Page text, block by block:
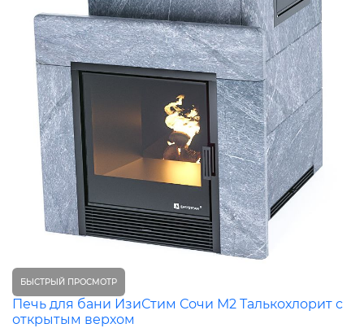
БЫСТРЫЙ ПРОСМОТР
Печь для бани ИзиСтим Сочи М2 Талькохлорит с
открытым верхом